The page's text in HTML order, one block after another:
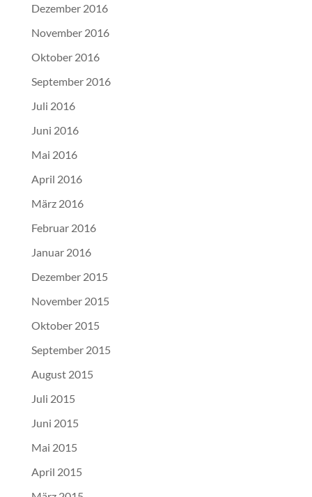
Dezember 2016
November 2016
Oktober 2016
September 2016
Juli 2016
Juni 2016
Mai 2016
April 2016
März 2016
Februar 2016
Januar 2016
Dezember 2015
November 2015
Oktober 2015
September 2015
August 2015
Juli 2015
Juni 2015
Mai 2015
April 2015